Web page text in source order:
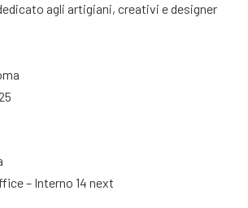
agli artigiani, creativi e designer
– Interno 14 next